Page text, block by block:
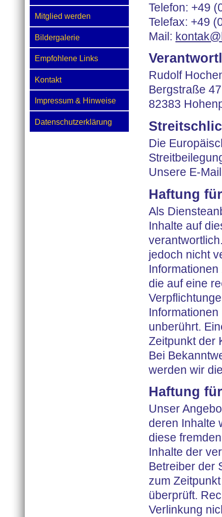
Mitglied werden
Bildergalerie
Empfohlene Links
Kontakt
Impressum & Hinweise
Datenschutzerklärung
Telefon: +49
Telefax: +49
Mail:
Rudolf
Bergstraße 47
82383
Die
Unsere E-
Haftung
Als
Inhalte auf
jedoch nicht
die auf eine
unberührt.
Zeitpunkt der
Bei
werden wir
Haftung
Unser
deren Inhalte
diese
Inhalte der
Betreiber der
zum
überprüft.
Verlinkung